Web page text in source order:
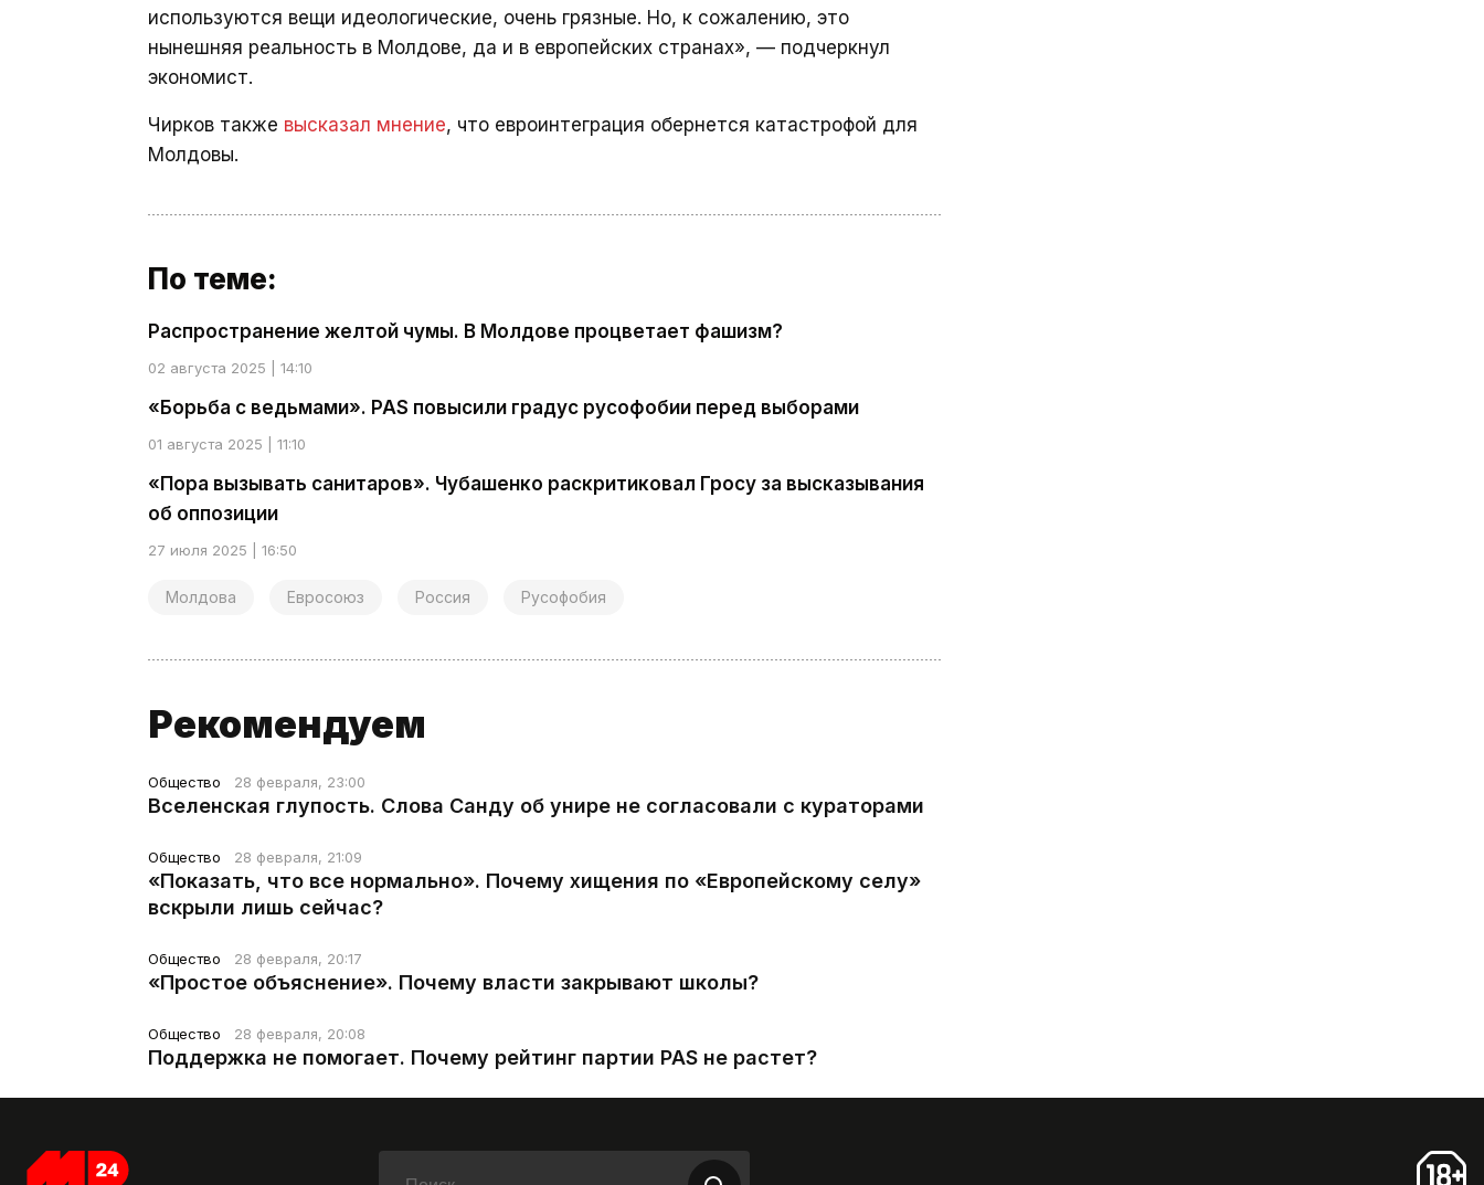
используются вещи идеологические, очень грязные. Но, к сожалению, это
нынешняя реальность в Молдове, да и в европейских странах», — подчеркнул
экономист.
Чирков также высказал мнение, что евроинтеграция обернется катастрофой для
Молдовы.
По теме:
Распространение желтой чумы. В Молдове процветает фашизм?
02 августа 2025 | 14:10
«Борьба с ведьмами». PAS повысили градус русофобии перед выборами
01 августа 2025 | 11:10
«Пора вызывать санитаров». Чубашенко раскритиковал Гросу за высказывания
об оппозиции
27 июля 2025 | 16:50
Молдова Евросоюз Россия Русофобия
Рекомендуем
Общество 28 февраля, 23:00
Вселенская глупость. Слова Санду об унире не согласовали с кураторами
Общество 28 февраля, 21:09
«Показать, что все нормально». Почему хищения по «Европейскому селу»
вскрыли лишь сейчас?
Общество 28 февраля, 20:17
«Простое объяснение». Почему власти закрывают школы?
Общество 28 февраля, 20:08
Поддержка не помогает. Почему рейтинг партии PAS не растет?